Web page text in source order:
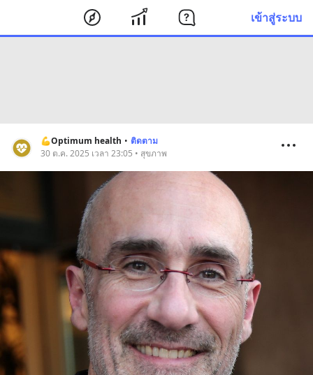
เข้าสู่ระบบ
💪Optimum health • ติดตาม
30 ต.ค. 2025 เวลา 23:05 • สุขภาพ